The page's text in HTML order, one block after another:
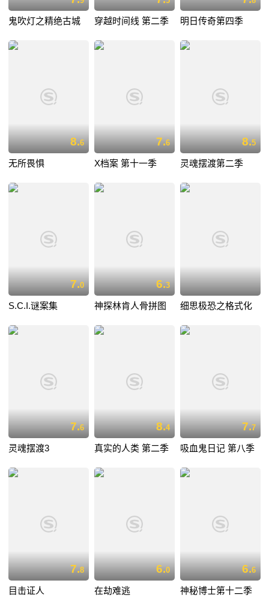
鬼吹灯之精绝古城 穿越时间线 第二季 明日传奇第四季
8.6
无所畏惧
7.6
X档案 第十一季
8.5
灵魂摆渡第二季
7.0
S.C.I.谜案集
6.3
神探林肯人骨拼图 细思极恐之格式化
7.6
灵魂摆渡3
8.4
真实的人类 第二季
7.7
吸血鬼日记 第八季
7.8
目击证人
6.0
在劫难逃
6.6
神秘博士第十二季